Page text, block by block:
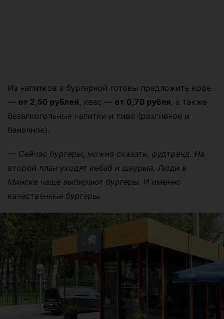
Из напитков в бургерной готовы предложить кофе
— от 2,50 рублей, квас — от 0,70 рубля, а также
безалкогольные напитки и пиво (разливное и
баночное).
— Сейчас бургеры, можно сказать, фудтренд. На
второй план уходят кебаб и шаурма. Люди в
Минске чаще выбирают бургеры. И именно
качественные бургеры.